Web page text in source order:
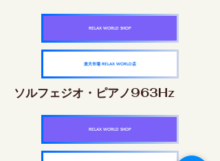
RELAX WORLD SHOP
楽天市場 RELAX WORLD店
ソルフェジオ・ピアノ963Hz
RELAX WORLD SHOP